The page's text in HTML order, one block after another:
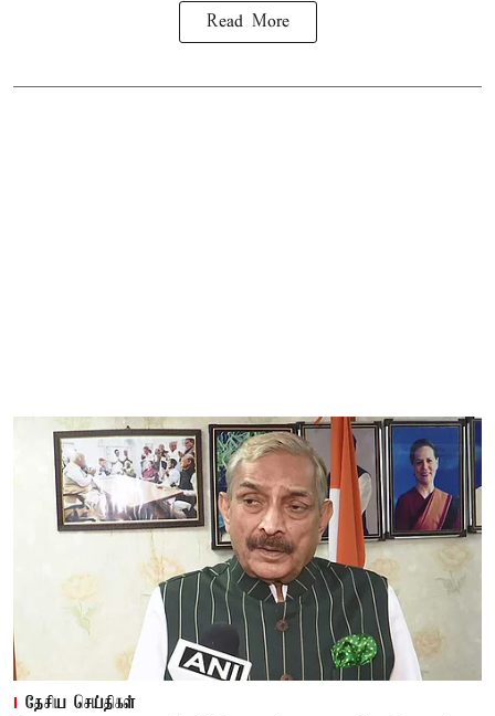
Read More
தேசிய செய்திகள்